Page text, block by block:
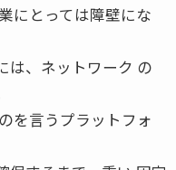
にとっては障壁にな
は、ネットワーク の
を言うプラットフォ